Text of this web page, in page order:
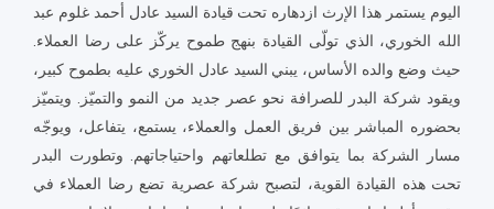
اليوم يستمر هذا الإرث ازدهاره تحت قيادة السيد عادل أحمد غلوم عبد
الله الخوري، الذي تولّى القيادة بنهج طموح يركّز على رضا العملاء.
حيث وضع والده الأساس، يبني السيد عادل الخوري عليه بطموح كبير،
ويقود شركة البدر للصرافة نحو عصر جديد من النمو والتميّز. ويتميّز
بحضوره المباشر بين فريق العمل والعملاء، يستمع، يتفاعل، ويوجّه
مسار الشركة بما يتوافق مع تطلعاتهم واحتياجاتهم. وتطورت البدر
تحت هذه القيادة القوية، لتصبح شركة عصرية تضع رضا العملاء في